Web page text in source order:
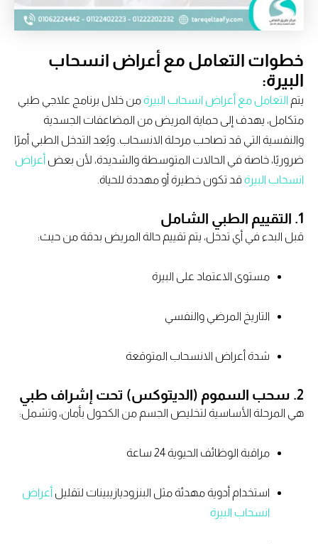
خطوات التعامل مع أعراض انسحاب
البيرة:
يتمالتعامل مع أعراض انسحاب البيرةمن خلال برنامج علاجي طبي
متكامل، يهدف إلى حماية المريض من المضاعفات الجسدية
والنفسية التي قد تصاحب مرحلة الانسحاب. ويُعد التدخل الطبي أمرًا
ضروريًا، خاصة في الحالات المتوسطة والشديدة، لأن بعض أعراض
انسحاب البيرةقد تكون خطيرة أو مهددة للحياة.
قبل البدء في أي تدخل، يتم تقييم حالة المريض بدقة من حيث:
مستوى الاعتماد على البيرة
التاريخ المرضي والنفسي
شدة أعراض الانسحاب المتوقعة
2. سحب السموم (الديتوكس) تحت إشراف طبي
هي المرحلة الأساسية لتخليص الجسم من الكحول بأمان، وتشمل:
مراقبة الوظائف الحيوية 24 ساعة
استخدام أدوية مهدئة مثل البنزوديازيبينات لتقليل أعراض
انسحاب البيرة